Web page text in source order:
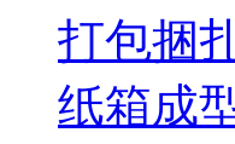
打包捆
纸箱成